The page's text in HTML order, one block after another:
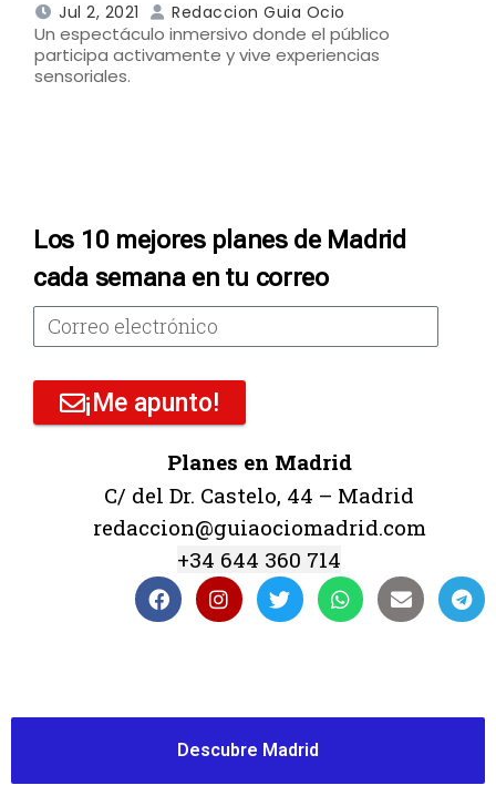
Jul 2, 2021 Redaccion Guia Ocio
Un espectáculo inmersivo donde el público
participa activamente y vive experiencias
sensoriales.
Los 10 mejores planes de Madrid
cada semana en tu correo
¡Me apunto!
Planes en Madrid
C/ del Dr. Castelo, 44 – Madrid
redaccion@guiaociomadrid.com
+34 644 360 714
Descubre Madrid